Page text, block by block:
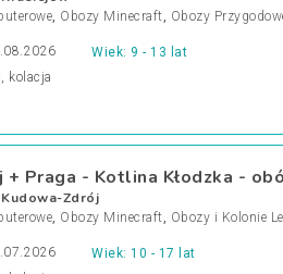
, Obozy Minecraft, Obozy
Wiek: 9 - 13 lat
kolacja
Praga - Kotlina Kłodzka -
Kudowa-Zdrój
, Obozy Minecraft, Obozy i Kolonie
Wiek: 10 - 17 lat